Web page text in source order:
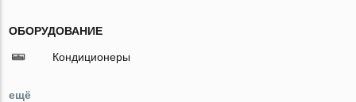
ОБОРУДОВАНИЕ
Кондиционеры
ещё